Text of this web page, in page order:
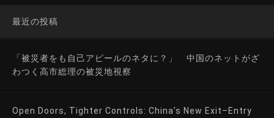
最近の投稿
「被災者をも自己アピールのネタに？」 中国のネットがざ
わつく高市総理の被災地視察
Open Doors, Tighter Controls: China’s New Exit–Entry